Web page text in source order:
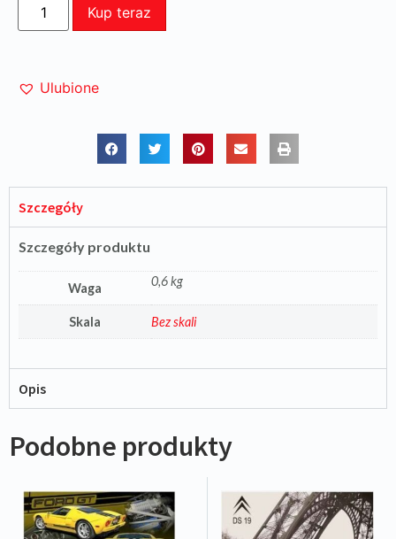
Kup teraz
Ulubione
Szczegóły
Szczegóły produktu
Waga 0,6 kg
Skala Bez skali
Opis
Podobne produkty